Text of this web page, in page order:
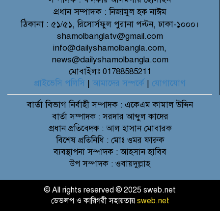
প্রধান সম্পাদক : নিজামুল হক নাঈম
ঠিকানা : ৫১/৫১, রিসোর্সফুল পুরানা পল্টন, ঢাকা-১০০০।
shamolbanglatv@gmail.com
info@dailyshamolbangla.com,
news@dailyshamolbangla.com
মোবাইলঃ 01788585211
প্রাইভেসি পলিসি | আমাদের সম্পর্কে | যোগাযোগ
বার্তা বিভাগনির্বাহী সম্পাদক : একেএম কামাল উদ্দিন
বার্তা সম্পাদক : সরদার আব্দুল কাদের
প্রধান প্রতিবেদক : আল হাসান মোবারক
বিশেষ প্রতিনিধি : মোঃ ওমর ফারুক
ব্যবস্থাপনা সম্পাদক : আহসান হাবিব
উপ সম্পাদক : ওবায়দুল্লাহ
© All rights reserved © 2025 sweb.net
ডেভলপ ও কারিগরী সহায়তায়sweb.net